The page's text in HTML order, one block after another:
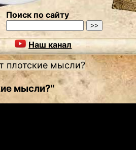
Поиск по сайту
Наш канал
плотские мысли?
мысли?"